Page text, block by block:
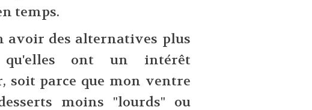
temps.
avoir des alternatives plus
qu'elles ont un intérêt
soit parce que mon ventre
moins "lourds" ou